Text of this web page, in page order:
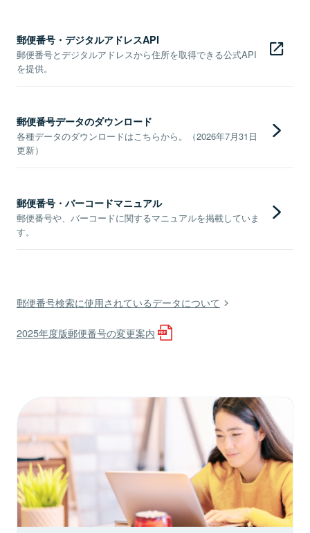
郵便番号・デジタルアドレスAPI
郵便番号とデジタルアドレスから住所を取得できる公式API
を提供。
郵便番号データのダウンロード
各種データのダウンロードはこちらから。（2026年7月31日
更新）
郵便番号・バーコードマニュアル
郵便番号や、バーコードに関するマニュアルを掲載していま
す。
郵便番号検索に使用されているデータについて
2025年度版郵便番号の変更案内